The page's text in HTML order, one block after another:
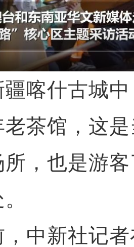
什古城中
老茶馆，这
所，也是游
新社记者